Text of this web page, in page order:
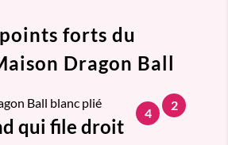
forts du
Dragon Ball
qui file droit
2
4